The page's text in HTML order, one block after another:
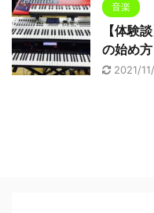
音楽
【体験
の始め方
2021/